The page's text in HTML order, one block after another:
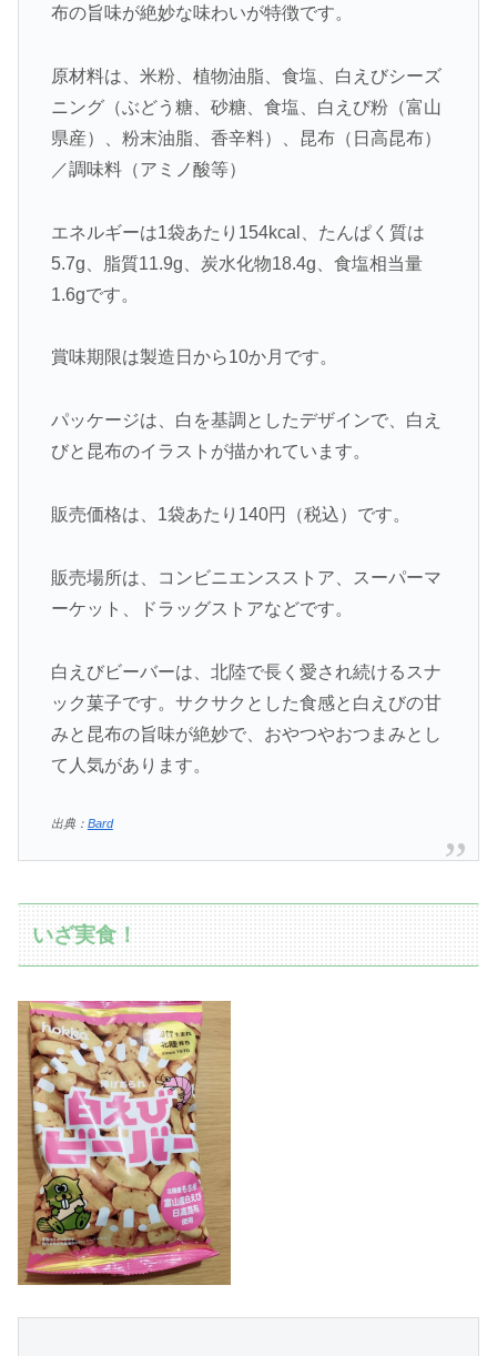
布の旨味が絶妙な味わいが特徴です。
原材料は、米粉、植物油脂、食塩、白えびシーズ
ニング（ぶどう糖、砂糖、食塩、白えび粉（富山
県産）、粉末油脂、香辛料）、昆布（日高昆布）
／調味料（アミノ酸等）
エネルギーは1袋あたり154kcal、たんぱく質は
5.7g、脂質11.9g、炭水化物18.4g、食塩相当量
1.6gです。
賞味期限は製造日から10か月です。
パッケージは、白を基調としたデザインで、白え
びと昆布のイラストが描かれています。
販売価格は、1袋あたり140円（税込）です。
販売場所は、コンビニエンスストア、スーパーマ
ーケット、ドラッグストアなどです。
白えびビーバーは、北陸で長く愛され続けるスナ
ック菓子です。サクサクとした食感と白えびの甘
みと昆布の旨味が絶妙で、おやつやおつまみとし
て人気があります。
出典： Bard
いざ実食！